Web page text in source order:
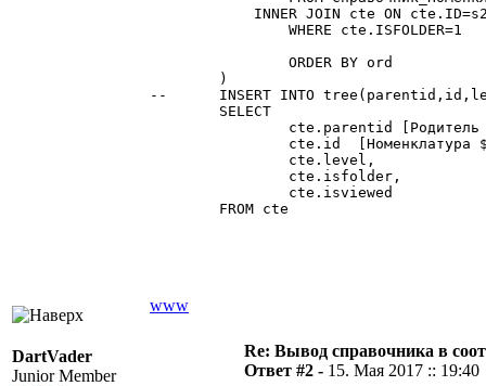
--	INSERT INTO tree(parentid,id,level,isfolder,isviewed)
www
DartVader
Junior Member
Re: Вывод справочника в
Ответ #2 - 15. Мая 2017 :: 19:40